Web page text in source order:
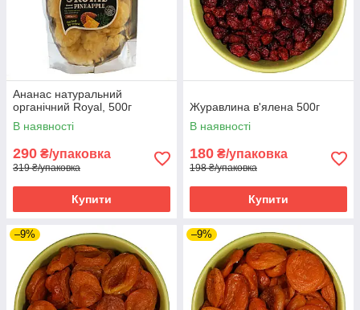
Ананас натуральний
органічний Royal, 500г
В наявності
290 ₴/упаковка
319 ₴/упаковка
Купити
Журавлина в'ялена 500г
В наявності
180 ₴/упаковка
198 ₴/упаковка
Купити
–9% –9%